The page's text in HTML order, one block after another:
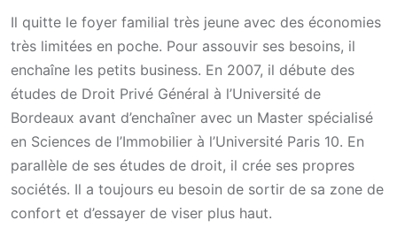
Il quitte le foyer familial très jeune avec des économies
très limitées en poche. Pour assouvir ses besoins, il
enchaîne les petits business. En 2007, il débute des
études de Droit Privé Général à l’Université de
Bordeaux avant d’enchaîner avec un Master spécialisé
en Sciences de l’Immobilier à l’Université Paris 10. En
parallèle de ses études de droit, il crée ses propres
sociétés. Il a toujours eu besoin de sortir de sa zone de
confort et d’essayer de viser plus haut.